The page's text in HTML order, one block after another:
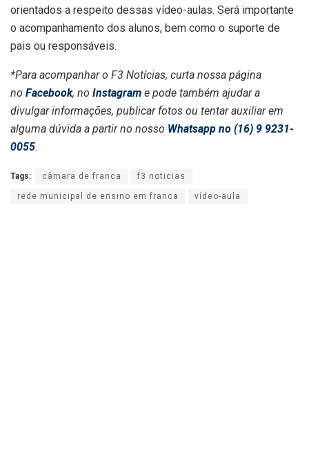
orientados a respeito dessas vídeo-aulas. Será importante
o acompanhamento dos alunos, bem como o suporte de
pais ou responsáveis.
*Para acompanhar o F3 Notícias, curta nossa página
no Facebook, no Instagram e pode também ajudar a
divulgar informações, publicar fotos ou tentar auxiliar em
alguma dúvida a partir no nosso Whatsapp no (16) 9 9231-
0055.
Tags: câmara de franca f3 noticias
rede municipal de ensino em franca vídeo-aula